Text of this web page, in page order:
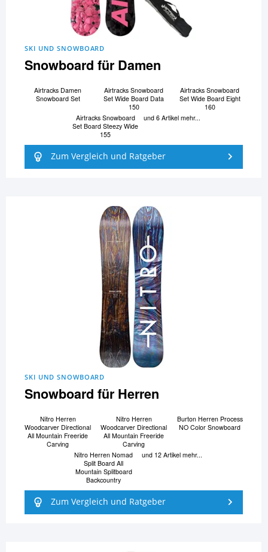
SKI UND SNOWBOARD
Snowboard für Damen
Airtracks Damen
Snowboard Set
Airtracks Snowboard
Set Wide Board Data
150
Airtracks Snowboard
Set Wide Board Eight
160
Airtracks Snowboard
Set Board Steezy Wide
155
und 6 Artikel mehr...
Zum Vergleich und Ratgeber
SKI UND SNOWBOARD
Snowboard für Herren
Nitro Herren
Woodcarver Directional
All Mountain Freeride
Carving
Nitro Herren
Woodcarver Directional
All Mountain Freeride
Carving
Burton Herren Process
NO Color Snowboard
Nitro Herren Nomad
Split Board All
Mountain Splitboard
Backcountry
und 12 Artikel mehr...
Zum Vergleich und Ratgeber